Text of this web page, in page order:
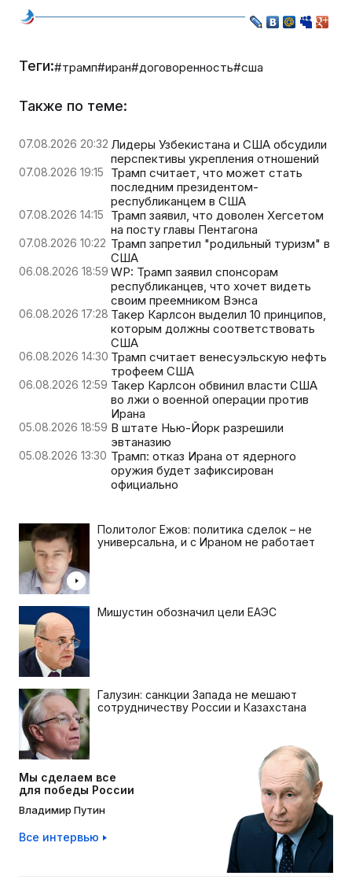
Теги:#трамп#иран#договоренность#сша
Также по теме:
07.08.2026 20:32 Лидеры Узбекистана и США обсудили
перспективы укрепления отношений
07.08.2026 19:15
Трамп считает, что может стать
последним президентом-
республиканцем в США
07.08.2026 14:15
Трамп заявил, что доволен Хегсетом
на посту главы Пентагона
07.08.2026 10:22 Трамп запретил "родильный туризм" в
США
06.08.2026 18:59 WP: Трамп заявил спонсорам
республиканцев, что хочет видеть
своим преемником Вэнса
06.08.2026 17:28 Такер Карлсон выделил 10 принципов,
которым должны соответствовать
США
06.08.2026 14:30 Трамп считает венесуэльскую нефть
трофеем США
06.08.2026 12:59 Такер Карлсон обвинил власти США
во лжи о военной операции против
Ирана
05.08.2026 18:59 В штате Нью-Йорк разрешили
эвтаназию
05.08.2026 13:30 Трамп: отказ Ирана от ядерного
оружия будет зафиксирован
официально
Политолог Ежов: политика сделок – не
универсальна, и с Ираном не работает
Мишустин обозначил цели ЕАЭС
Галузин: санкции Запада не мешают
сотрудничеству России и Казахстана
Мы сделаем все
для победы России
Владимир Путин
Все интервью